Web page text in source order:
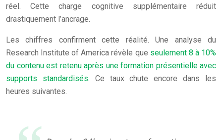
réel. Cette charge cognitive supplémentaire réduit
drastiquement l’ancrage.
Les chiffres confirment cette réalité. Une analyse du
Research Institute of America révèle que seulement 8 à 10%
du contenu est retenu après une formation présentielle avec
supports standardisés. Ce taux chute encore dans les
heures suivantes.